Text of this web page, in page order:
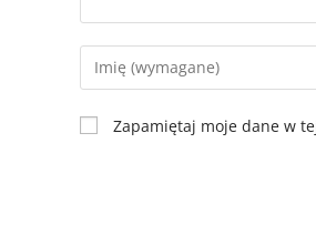
Zapamiętaj moje dane w